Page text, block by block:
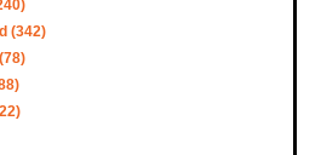
(342)
(78)